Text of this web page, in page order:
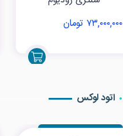
۷۳,۰۰۰,۰۰۰ تومان
اتود لوکس